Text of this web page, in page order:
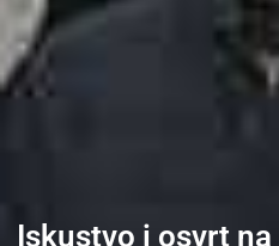
Iskustvo i osvrt